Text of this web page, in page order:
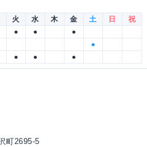
火 水 木 金 土 日
祝
● ●
●
●
● ● ●
町2695-5